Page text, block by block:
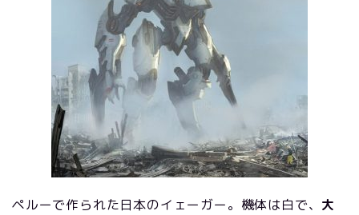
ペルーで作られた日本のイェーガー。機体は白で、 大